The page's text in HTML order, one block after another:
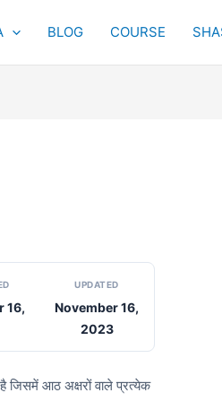
BLOG COURSE
16,
UPDATED
November 16,
2023
जिसमें आठ अक्षरों वाले प्रत्येक